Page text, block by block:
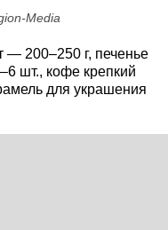
Media
— 200–250 г, печенье
шт., кофе крепкий
для украшения